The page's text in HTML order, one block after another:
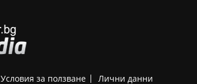
Условия за ползване Лични данни